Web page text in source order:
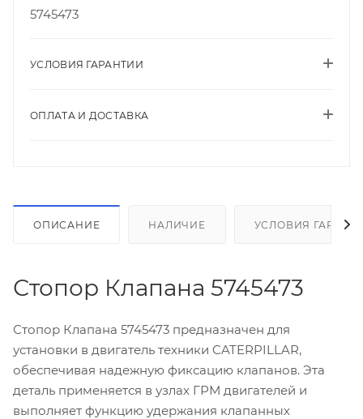
5745473
УСЛОВИЯ ГАРАНТИИ
ОПЛАТА И ДОСТАВКА
ОПИСАНИЕ НАЛИЧИЕ УСЛОВИЯ
Стопор Клапана 5745473
Стопор Клапана 5745473 предназначен для
установки в двигатель техники CATERPILLAR,
обеспечивая надежную фиксацию клапанов. Эта
деталь применяется в узлах ГРМ двигателей и
выполняет функцию удержания клапанных